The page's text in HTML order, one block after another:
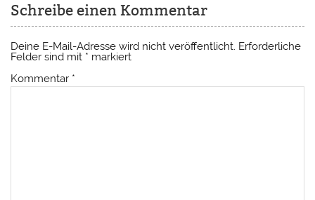
Schreibe einen Kommentar
Deine E-Mail-Adresse wird nicht veröffentlicht. Erforderliche
Felder sind mit * markiert
Kommentar *